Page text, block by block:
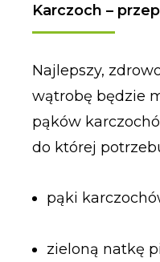
Karczoch –
Najlepszy,
wątrobę będzie
pąków
do której
pąki
zieloną natkę